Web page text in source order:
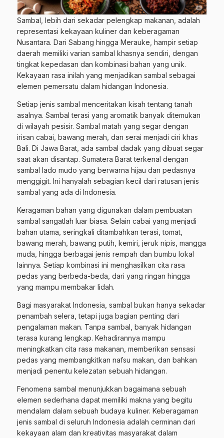
Sambal, lebih dari sekadar pelengkap makanan, adalah
representasi kekayaan kuliner dan keberagaman
Nusantara. Dari Sabang hingga Merauke, hampir setiap
daerah memiliki varian sambal khasnya sendiri, dengan
tingkat kepedasan dan kombinasi bahan yang unik.
Kekayaan rasa inilah yang menjadikan sambal sebagai
elemen pemersatu dalam hidangan Indonesia.
Setiap jenis sambal menceritakan kisah tentang tanah
asalnya. Sambal terasi yang aromatik banyak ditemukan
di wilayah pesisir. Sambal matah yang segar dengan
irisan cabai, bawang merah, dan serai menjadi ciri khas
Bali. Di Jawa Barat, ada sambal dadak yang dibuat segar
saat akan disantap. Sumatera Barat terkenal dengan
sambal lado mudo yang berwarna hijau dan pedasnya
menggigit. Ini hanyalah sebagian kecil dari ratusan jenis
sambal yang ada di Indonesia.
Keragaman bahan yang digunakan dalam pembuatan
sambal sangatlah luar biasa. Selain cabai yang menjadi
bahan utama, seringkali ditambahkan terasi, tomat,
bawang merah, bawang putih, kemiri, jeruk nipis, mangga
muda, hingga berbagai jenis rempah dan bumbu lokal
lainnya. Setiap kombinasi ini menghasilkan cita rasa
pedas yang berbeda-beda, dari yang ringan hingga
yang mampu membakar lidah.
Bagi masyarakat Indonesia, sambal bukan hanya sekadar
penambah selera, tetapi juga bagian penting dari
pengalaman makan. Tanpa sambal, banyak hidangan
terasa kurang lengkap. Kehadirannya mampu
meningkatkan cita rasa makanan, memberikan sensasi
pedas yang membangkitkan nafsu makan, dan bahkan
menjadi penentu kelezatan sebuah hidangan.
Fenomena sambal menunjukkan bagaimana sebuah
elemen sederhana dapat memiliki makna yang begitu
mendalam dalam sebuah budaya kuliner. Keberagaman
jenis sambal di seluruh Indonesia adalah cerminan dari
kekayaan alam dan kreativitas masyarakat dalam